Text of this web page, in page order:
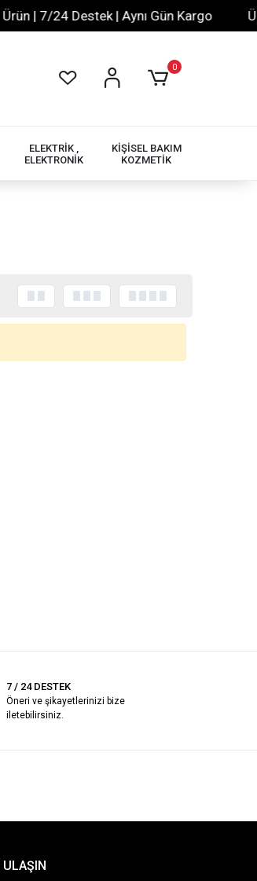
| 7/24 Destek | Aynı Gün Kargo
0
ELEKTRİK ,
ELEKTRONİK
KİŞİSEL BAKIM
KOZMETİK
7 / 24 DESTEK
Öneri ve şikayetlerinizi bize
iletebilirsiniz.